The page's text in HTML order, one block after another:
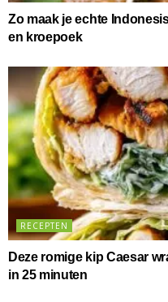
Zo maak je echte
en kroepoek
RECEPTEN
Deze romige kip Caesar
in 25 minuten